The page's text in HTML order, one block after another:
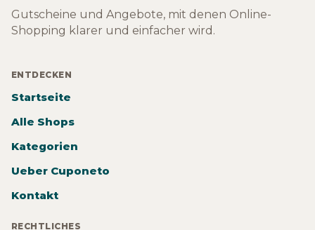
Gutscheine und Angebote, mit denen Online-
Shopping klarer und einfacher wird.
ENTDECKEN
Startseite
Alle Shops
Kategorien
Ueber Cuponeto
Kontakt
RECHTLICHES